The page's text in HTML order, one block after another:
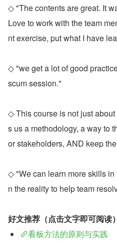
◇ "The contents are great. It
Love to work with the team
nt exercise, put what I have
◇ "we get a lot of good
scum session."
◇ This course is not just
s us a methodology, a way to
or stakeholders, AND keep
◇ "We can learn more skills
n the reality to help team
好文推荐（点击文字即可阅读
看板方法的原则与实践